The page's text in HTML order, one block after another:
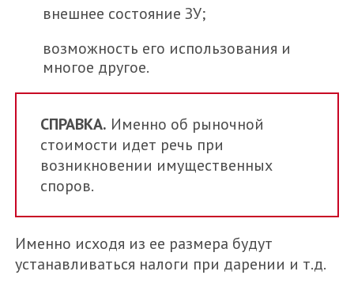
внешнее состояние ЗУ;
возможность его использования и
многое другое.
СПРАВКА. Именно об рыночной
стоимости идет речь при
возникновении имущественных
споров.
Именно исходя из ее размера будут
устанавливаться налоги при дарении и т.д.